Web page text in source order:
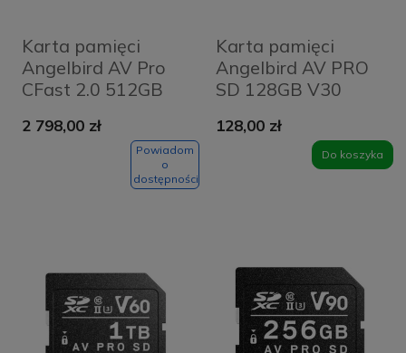
Karta pamięci
Angelbird AV Pro
CFast 2.0 512GB
Pendrive za 1 zł
2 798,00 zł
Powiadom
o
dostępności
Karta pamięci
Angelbird AV PRO
SD 128GB V30
128,00 zł
Do koszyka